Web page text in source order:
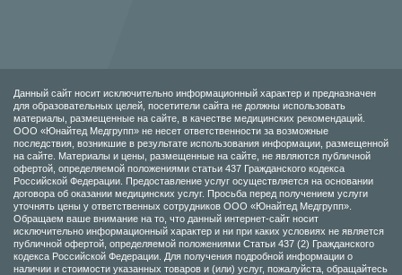
Данный сайт носит исключительно информационный характер и предназначен
для образовательных целей, посетители сайта не должны использовать
материалы, размещенные на сайте, в качестве медицинских рекомендаций.
ООО «Юнайтед Медгрупп» не несет ответственности за возможные
последствия, возникшие в результате использования информации, размещенной
на сайте. Материалы и цены, размещенные на сайте, не являются публичной
офертой, определяемой положениями статьи 437 Гражданского кодекса
Российской Федерации. Предоставление услуг осуществляется на основании
договора об оказании медицинских услуг. Просьба перед получением услуги
уточнять цены у ответственных сотрудников ООО «Юнайтед Медгрупп».
Обращаем ваше внимание на то, что данный интернет-сайт носит
исключительно информационный характер и ни при каких условиях не является
публичной офертой, определяемой положениями Статьи 437 (2) Гражданского
кодекса Российской Федерации. Для получения подробной информации о
наличии и стоимости указанных товаров и (или) услуг, пожалуйста, обращайтесь